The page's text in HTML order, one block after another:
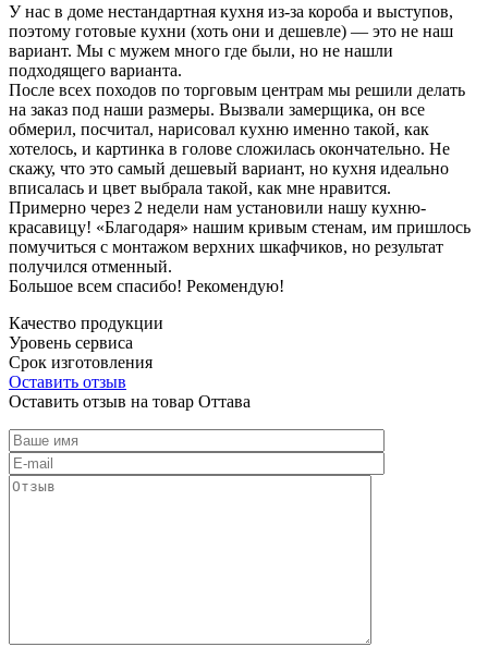
У нас в доме нестандартная кухня из-за короба и выступов,
поэтому готовые кухни (хоть они и дешевле) — это не наш
вариант. Мы с мужем много где были, но не нашли
подходящего варианта.
После всех походов по торговым центрам мы решили делать
на заказ под наши размеры. Вызвали замерщика, он все
обмерил, посчитал, нарисовал кухню именно такой, как
хотелось, и картинка в голове сложилась окончательно. Не
скажу, что это самый дешевый вариант, но кухня идеально
вписалась и цвет выбрала такой, как мне нравится.
Примерно через 2 недели нам установили нашу кухню-
красавицу! «Благодаря» нашим кривым стенам, им пришлось
помучиться с монтажом верхних шкафчиков, но результат
получился отменный.
Большое всем спасибо! Рекомендую!
Качество продукции
Уровень сервиса
Срок изготовления
Оставить отзыв
Оставить отзыв на товар Оттава